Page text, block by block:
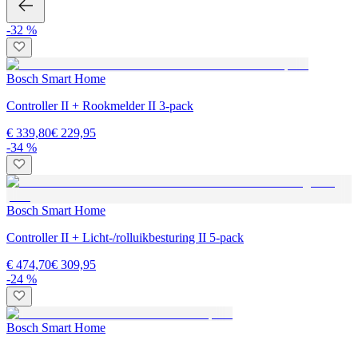
-32 %
Bosch Smart Home
Controller II + Rookmelder II 3-pack
€ 339,80€ 229,95
-34 %
Bosch Smart Home
Controller II + Licht-/rolluikbesturing II 5-pack
€ 474,70€ 309,95
-24 %
Bosch Smart Home